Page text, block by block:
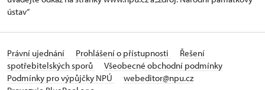
ústav“
Právní ujednání Prohlášení o přístupnosti
Řešení
spotřebitelských sporů
Všeobecné obchodní podmínky
Podmínky pro výpůjčky NPÚ
webeditor@npu.cz